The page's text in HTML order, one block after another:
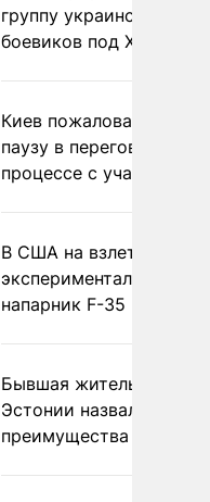
группу украинских
боевиков под
Киев пожаловался на
паузу в переговорном
процессе с участием
В США на взлете
экспериментальный
напарник F-35
Бывшая жительница
Эстонии назвала
преимущества России